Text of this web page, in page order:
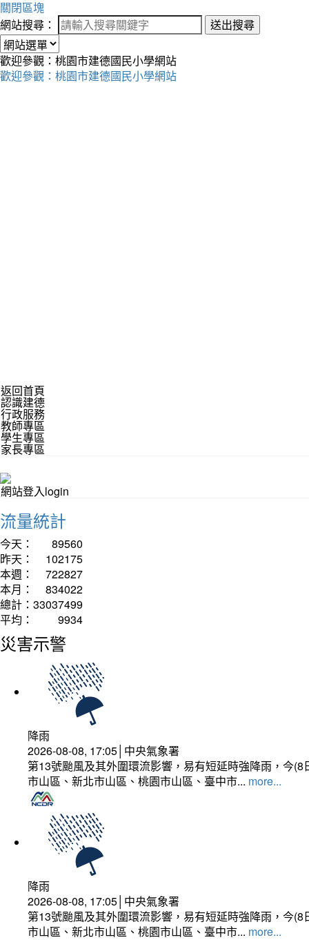
關閉區塊
網站搜尋：
送出搜尋
歡迎參觀：桃園市建德國民小學網站
歡迎參觀：桃園市建德國民小學網站
返回首頁
認識建德
行政服務
教師專區
學生專區
家長專區
網站登入login
流量統計
今天：
89560
昨天：
102175
本週：
722827
本月：
834022
總計： 33037499
平均：
9934
災害示警
降雨
2026-08-08, 17:05│中央氣象署
第13號颱風及其外圍環流影響，易有短延時強降雨，今
市山區、新北市山區、桃園市山區、臺中市... more...
降雨
2026-08-08, 17:05│中央氣象署
第13號颱風及其外圍環流影響，易有短延時強降雨，今
市山區、新北市山區、桃園市山區、臺中市... more...